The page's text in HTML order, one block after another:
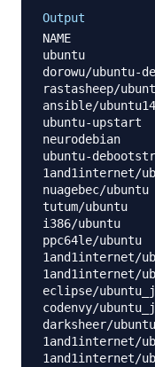
Output
NAME
ubuntu
dorowu/
rastasheep/
ansible/
ubuntu-
neurodebian
ubuntu-
nuagebec/
tutum/ubuntu
i386/ubuntu
ppc64le/
1and1internet/
eclipse/
codenvy/
darksheer/